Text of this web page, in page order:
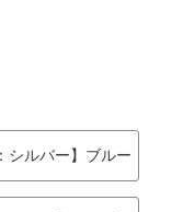
シルバー】ブルー